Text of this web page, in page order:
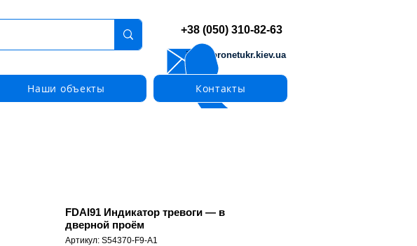
info@pronetukr.kiev.ua
+38 (050) 310-82-63
Наши объекты Контакты
FDAI91 Индикатор тревоги — в
дверной проём
Артикул: S54370-F9-A1